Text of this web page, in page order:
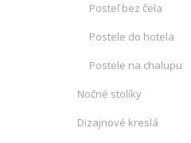
Posteľ bez čela
Postele do hotela
Postele na chalupu
Nočné stolíky
Dizajnové kreslá